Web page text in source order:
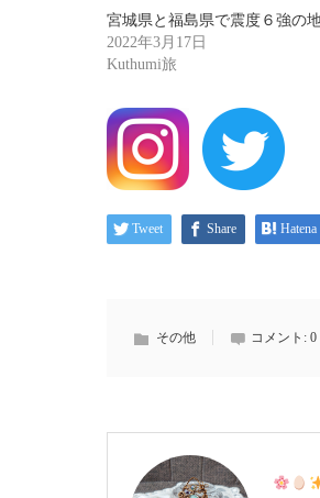
宮城県と福島県で震度６強の
2022年3月17日
Kuthumi旅
Tweet Share Hatena
その他 コメント: 0